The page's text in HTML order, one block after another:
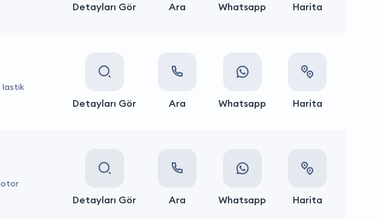
Detayları Gör Ara Whatsapp Harita
lastik
Detayları Gör Ara Whatsapp Harita
Detayları Gör Ara Whatsapp Harita